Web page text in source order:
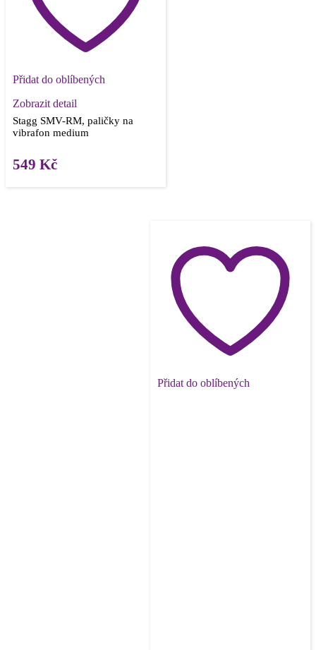
Přidat do oblíbených
Zobrazit detail
Stagg SMV-RM, paličky na
vibrafon medium
549 Kč
Přidat do oblíbených